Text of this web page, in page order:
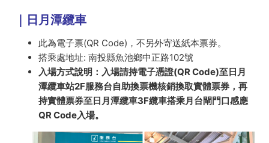
｜日月潭纜車
此為電子票(QR Code)，不另外寄送紙本票券。
搭乘處地址: 南投縣魚池鄉中正路102號
入場方式說明：入場請持電子憑證(QR Code)至日月
潭纜車站2F服務台自助換票機核銷換取實體票券，再
持實體票券至日月潭纜車3F纜車搭乘月台閘門口感應
QR Code入場。